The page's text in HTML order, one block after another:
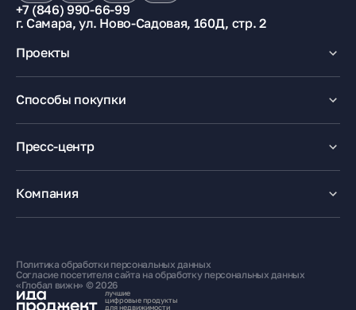
+7 (846) 990-66-99
г. Самара, ул. Ново-Садовая, 160Д, стр. 2
Проекты
Способы покупки
Ипотека
Рассрочка
Маткапитал
Trade-In
Пресс-центр
Акции
Компания
Жителям
лучшие
цифровые продукты
для недвижимости
Политика обработки персональных данных
Согласие посетителя сайта на обработку персональных данных
«Глобал вижн» © 2026